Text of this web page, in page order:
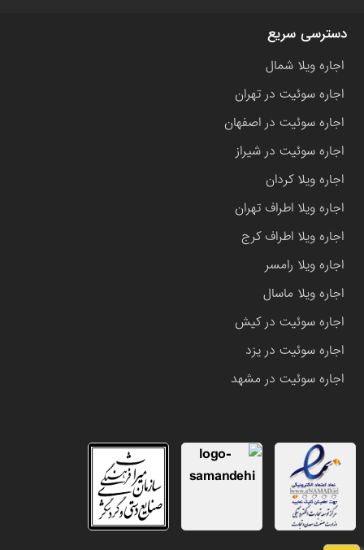
دسترسی سریع
اجاره ویلا شمال
اجاره سوئیت در تهران
اجاره سوئیت در اصفهان
اجاره سوئیت در شیراز
اجاره ویلا کردان
اجاره ویلا اطراف تهران
اجاره ویلا اطراف کرج
اجاره ویلا رامسر
اجاره ویلا ماسال
اجاره سوئیت در کیش
اجاره سوئیت در یزد
اجاره سوئیت در مشهد